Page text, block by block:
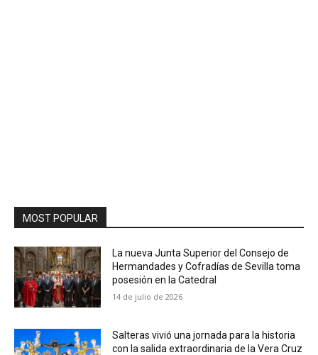
MOST POPULAR
La nueva Junta Superior del Consejo de
Hermandades y Cofradías de Sevilla toma
posesión en la Catedral
14 de julio de 2026
Salteras vivió una jornada para la historia
con la salida extraordinaria de la Vera Cruz